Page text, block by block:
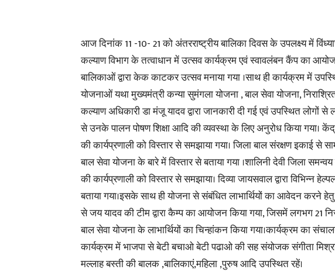
आज दिनांक 11 -10- 21 को अंतरराष्ट्रीय बालिका दिवस के उपलक्ष्य में
कल्याण विभाग के तत्वाधान में उत्सव कार्यक्रम एवं स्वावलंबन कैंप का
बालिकाओं द्वारा केक काटकर उत्सव मनाया गया ।साथ ही कार्यक्रम में
योजनाओं यथा मुख्यमंत्री कन्या सुमंगला योजना , बाल सेवा योजना,
कल्याण अधिकारी डा मंजू यादव द्वारा जानकारी दी गई एवं उपस्थित
से उनके पालन पोषण शिक्षा आदि की व्यवस्था के लिए अनुरोध किया गया।
की कार्यप्रणाली को विस्तार से समझाया गया। जिला बाल संरक्षण इकाई से
बाल सेवा योजना के बारे में विस्तार से बताया गया ।शालिनी देवी जिला
की कार्यप्रणाली को विस्तार से समझाया। दिव्या जायसवाल द्वारा विभिन्न
बताया गया।इसके साथ ही योजना से संबंधित लाभार्थियों का आवेदन करने
से जय यादव की टीम द्वारा कैम्प का आयोजन किया गया, जिसमें लगभग 21
बाल सेवा योजना के लाभार्थियों का चिन्हांकन किया गया।कार्यक्रम का
कार्यक्रम में भाजपा से बेटी बचाओ बेटी पढाओ की सह संयोजक संगीता
मल्लाह बस्ती की बालक ,बालिकाएं,महिला ,पुरुष आदि उपस्थित रहें।